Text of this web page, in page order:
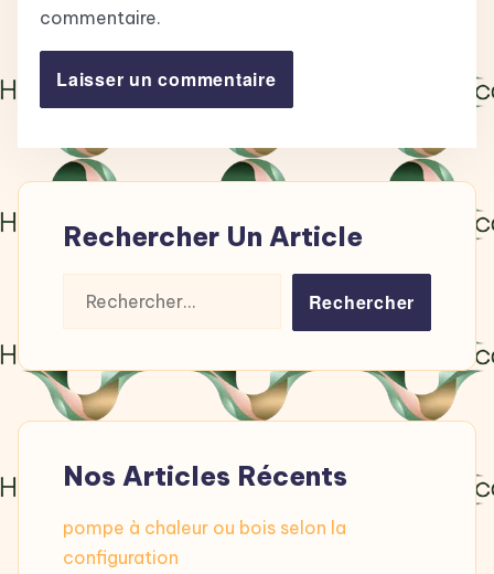
commentaire.
Rechercher Un Article
Nos Articles Récents
pompe à chaleur ou bois selon la
configuration